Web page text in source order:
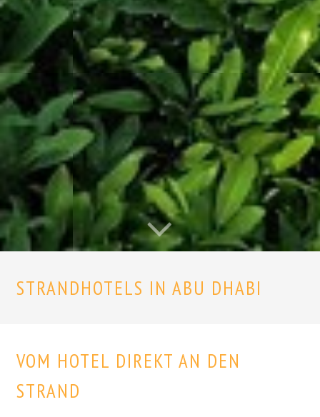
STRANDHOTELS IN ABU DHABI
VOM HOTEL DIREKT AN DEN
STRAND